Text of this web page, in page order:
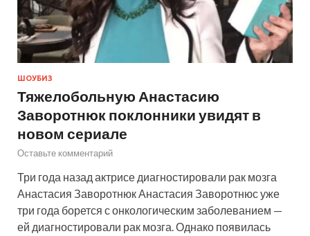
ШОУБИЗ
Тяжелобольную Анастасию
Заворотнюк поклонники увидят в
новом сериале
Оставьте комментарий
Три года назад актрисе диагностировали рак мозга
Анастасия Заворотнюк Анастасия Заворотнюс уже
три года борется с онкологическим заболеванием —
ей диагностировали рак мозга. Однако появилась